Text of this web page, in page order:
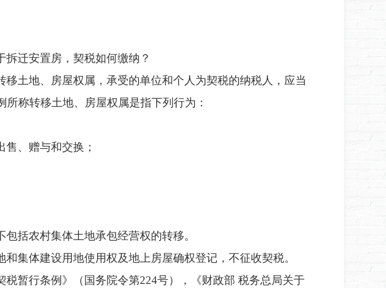
拆迁安置房，契税如何缴纳？
移土地、房屋权属，承受的单位和个人为契税的纳税人，应当
称转移土地、房屋权属是指下列行为：
售、赠与和交换；
括农村集体土地承包经营权的转移。
集体建设用地使用权及地上房屋确权登记，不征收契税。
税暂行条例》（国务院令第224号） ， 《财政部 税务总局关于